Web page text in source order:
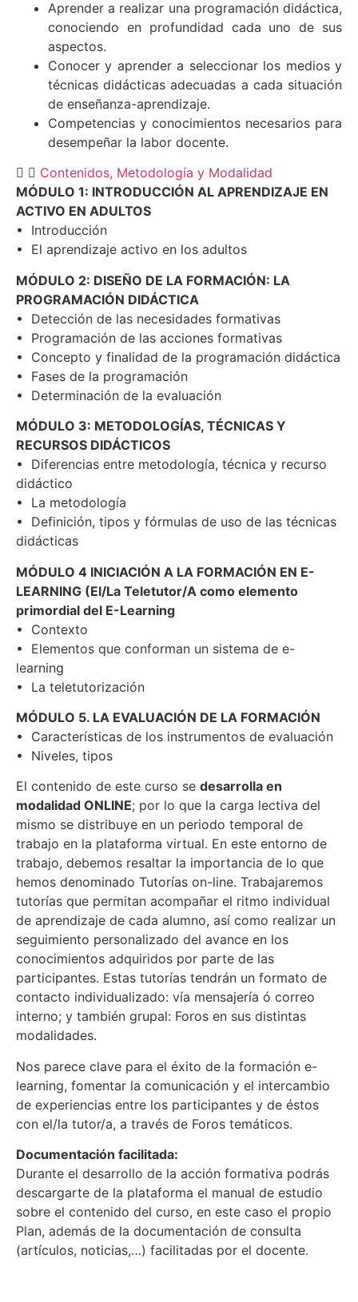
Aprender a realizar una programación didáctica,
conociendo en profundidad cada uno de sus
aspectos.
Conocer y aprender a seleccionar los medios y
técnicas didácticas adecuadas a cada situación
de enseñanza-aprendizaje.
Competencias y conocimientos necesarios para
desempeñar la labor docente.
Contenidos, Metodología y Modalidad
MÓDULO 1: INTRODUCCIÓN AL APRENDIZAJE EN
ACTIVO EN ADULTOS
• Introducción
• El aprendizaje activo en los adultos
MÓDULO 2: DISEÑO DE LA FORMACIÓN: LA
PROGRAMACIÓN DIDÁCTICA
• Detección de las necesidades formativas
• Programación de las acciones formativas
• Concepto y finalidad de la programación didáctica
• Fases de la programación
• Determinación de la evaluación
MÓDULO 3: METODOLOGÍAS, TÉCNICAS Y
RECURSOS DIDÁCTICOS
• Diferencias entre metodología, técnica y recurso
didáctico
• La metodología
• Definición, tipos y fórmulas de uso de las técnicas
didácticas
MÓDULO 4 INICIACIÓN A LA FORMACIÓN EN E-
LEARNING (El/La Teletutor/A como elemento
primordial del E-Learning
• Contexto
• Elementos que conforman un sistema de e-
learning
• La teletutorización
MÓDULO 5. LA EVALUACIÓN DE LA FORMACIÓN
• Características de los instrumentos de evaluación
• Niveles, tipos
El contenido de este curso se desarrolla en
modalidad ONLINE; por lo que la carga lectiva del
mismo se distribuye en un periodo temporal de
trabajo en la plataforma virtual. En este entorno de
trabajo, debemos resaltar la importancia de lo que
hemos denominado Tutorías on-line. Trabajaremos
tutorías que permitan acompañar el ritmo individual
de aprendizaje de cada alumno, así como realizar un
seguimiento personalizado del avance en los
conocimientos adquiridos por parte de las
participantes. Estas tutorías tendrán un formato de
contacto individualizado: vía mensajería ó correo
interno; y también grupal: Foros en sus distintas
modalidades.
Nos parece clave para el éxito de la formación e-
learning, fomentar la comunicación y el intercambio
de experiencias entre los participantes y de éstos
con el/la tutor/a, a través de Foros temáticos.
Documentación facilitada:
Durante el desarrollo de la acción formativa podrás
descargarte de la plataforma el manual de estudio
sobre el contenido del curso, en este caso el propio
Plan, además de la documentación de consulta
(artículos, noticias,…) facilitadas por el docente.